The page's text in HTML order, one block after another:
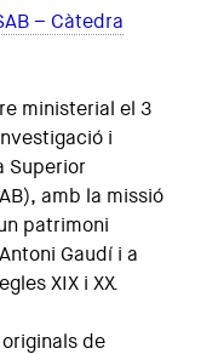
– Càtedra
ministerial el 3
i
Superior
amb la missió
patrimoni
Gaudí i a
XIX i XX.
de